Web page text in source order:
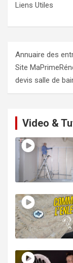
Liens Utiles
Annuaire des
Site
devis salle de
Video &